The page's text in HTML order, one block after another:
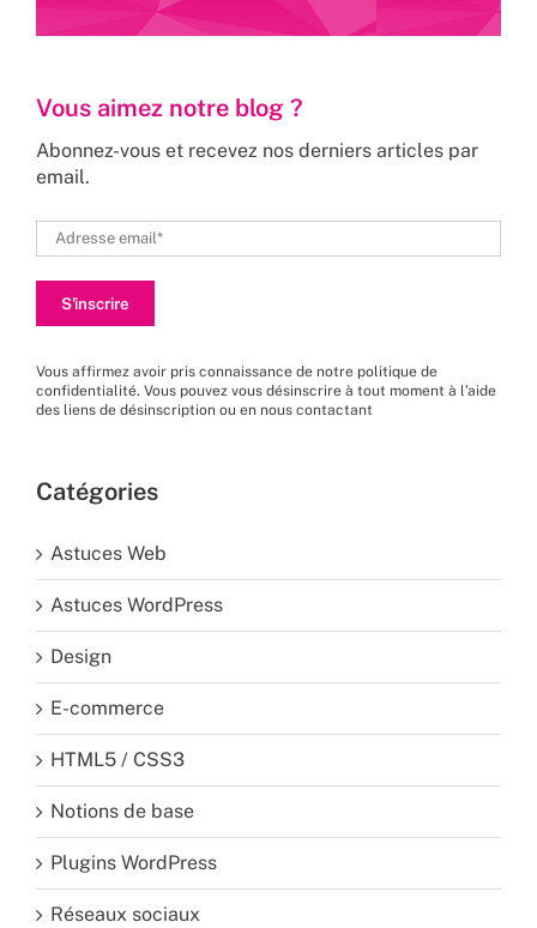
Vous aimez notre blog ?
Abonnez-vous et recevez nos derniers articles par
email.
Vous affirmez avoir pris connaissance de notre politique de
confidentialité. Vous pouvez vous désinscrire à tout moment à l’aide
des liens de désinscription ou en nous contactant
Catégories
Astuces Web
Astuces WordPress
Design
E-commerce
HTML5 / CSS3
Notions de base
Plugins WordPress
Réseaux sociaux